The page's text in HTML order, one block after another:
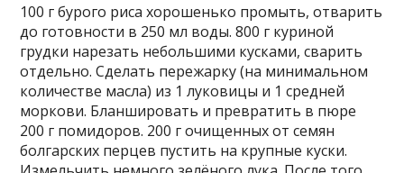
100 г бурого риса хорошенько промыть, отварить
до готовности в 250 мл воды. 800 г куриной
грудки нарезать небольшими кусками, сварить
отдельно. Сделать пережарку (на минимальном
количестве масла) из 1 луковицы и 1 средней
моркови. Бланшировать и превратить в пюре
200 г помидоров. 200 г очищенных от семян
болгарских перцев пустить на крупные куски.